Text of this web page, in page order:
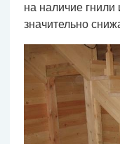
на наличие
значительно